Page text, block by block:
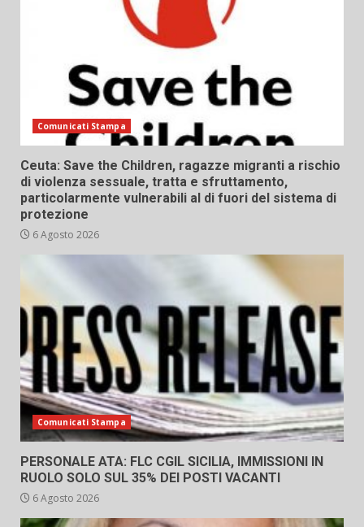
Comunicati Stampa
Ceuta: Save the Children, ragazze migranti a rischio
di violenza sessuale, tratta e sfruttamento,
particolarmente vulnerabili al di fuori del sistema di
protezione
6 Agosto 2026
Comunicati Stampa
PERSONALE ATA: FLC CGIL SICILIA, IMMISSIONI IN
RUOLO SOLO SUL 35% DEI POSTI VACANTI
6 Agosto 2026